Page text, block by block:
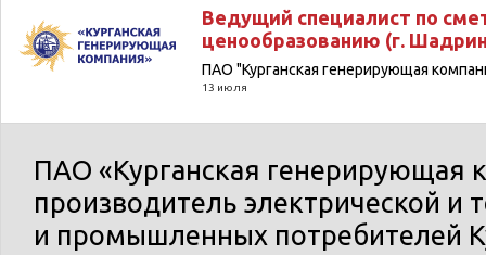
Ведущий специалист по
ценообразованию (г.
ПАО "Курганская генерирующая
13 июля
ПАО «Курганская генерирующая
производитель электрической и
и промышленных потребителей